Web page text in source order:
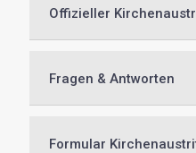
Offizieller
Fragen & Antworten
Formular